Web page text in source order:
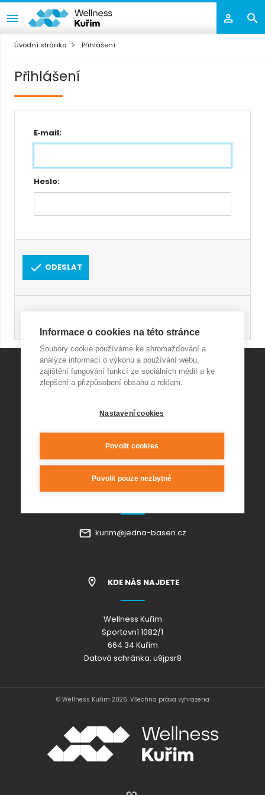
Úvodní stránka Přihlášení
Přihlášení
E‑mail:
Heslo:
ODESLAT
KONTAKT AQUAPARK
+420 541 420 240
info@wellnesskurim.cz
Wellness Kuřim s.r.o.
KONTAKT RESTAURACE
kurim@jedna-basen.cz
KDE NÁS NAJDETE
Wellness Kuřim
Sportovní 1082/1
664 34 Kuřim
Datová schránka: u9jpsr8
© Wellness Kuřim 2026. Všechna práva vyhrazena
Informace o cookies na této stránce
Soubory cookie používáme ke shromažďování a
analýze informací o výkonu a používání webu,
zajištění fungování funkcí ze sociálních médií a ke
zlepšení a přizpůsobení obsahu a reklam.
Nastavení cookies
Povolit cookies
Povolit pouze nezbytné